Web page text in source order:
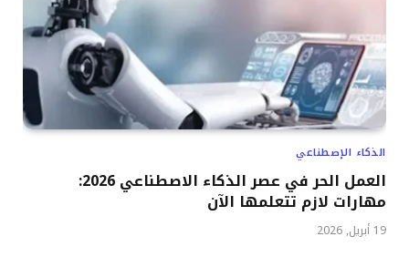
الذكاء الإصطناعي
العمل الحر في عصر الذكاء الاصطناعي 2026:
مهارات لازم تتعلمها الآن
19 أبريل, 2026